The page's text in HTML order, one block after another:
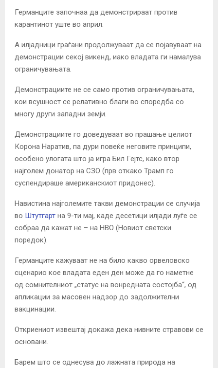
Германците започнаа да демонстрираат против
карантинот уште во април.
А илјадници граѓани продолжуваат да се појавуваат на
демонстрации секој викенд, иако владата ги намалува
ограничувањата.
Демонстрациите не се само против ограничувањата,
кои всушност се релативно благи во споредба со
многу други западни земји.
Демонстрациите го доведуваат во прашање целиот
Корона Наратив, па дури повеќе неговите принципи,
особено улогата што ја игра Бил Гејтс, како втор
најголем донатор на СЗО (прв откако Трамп го
суспендираше американскиот придонес).
Навистина најголемите такви демонстрации се случија
во Штутгарт на 9-ти мај, каде десетици илјади луѓе се
собраа да кажат не – на НВО (Новиот светски
поредок).
Германците кажуваат не на било какво орвеловско
сценарио кое владата еден ден може да го наметне
од сомнителниот „статус на вонредната состојба“, од
апликации за масовен надзор до задолжителни
вакцинации.
Откриениот извештај докажа дека нивните стравови се
основани.
Барем што се однесува до лажната природа на